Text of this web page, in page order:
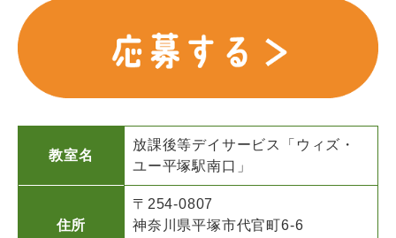
教室名
放課後等デイサービス「ウィズ・
ユー平塚駅南口」
住所
〒254-0807
神奈川県平塚市代官町6-6